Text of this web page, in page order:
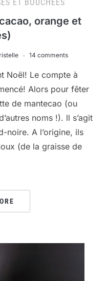
ET BOUCHÉES
orange et
14 comments
Noël! Le compte à
Alors pour fêter
de mantecao (ou
noms !). ll s’agit
noire. A l’origine, ils
(de la graisse de